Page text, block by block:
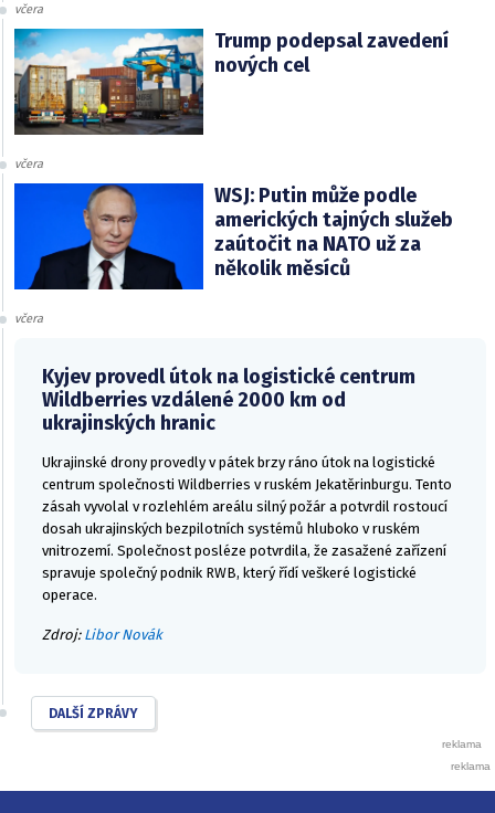
včera
Trump podepsal zavedení
nových cel
včera
WSJ: Putin může podle
amerických tajných služeb
zaútočit na NATO už za
několik měsíců
včera
Kyjev provedl útok na logistické centrum
Wildberries vzdálené 2000 km od
ukrajinských hranic
Ukrajinské drony provedly v pátek brzy ráno útok na logistické
centrum společnosti Wildberries v ruském Jekatěrinburgu. Tento
zásah vyvolal v rozlehlém areálu silný požár a potvrdil rostoucí
dosah ukrajinských bezpilotních systémů hluboko v ruském
vnitrozemí. Společnost posléze potvrdila, že zasažené zařízení
spravuje společný podnik RWB, který řídí veškeré logistické
operace.
Zdroj: Libor Novák
DALŠÍ ZPRÁVY